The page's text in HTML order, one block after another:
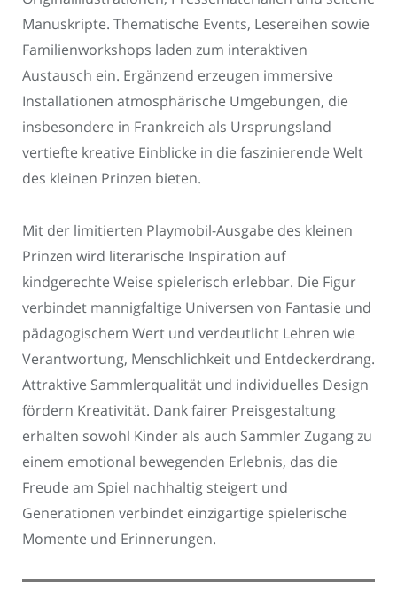
Manuskripte. Thematische Events, Lesereihen sowie
Familienworkshops laden zum interaktiven
Austausch ein. Ergänzend erzeugen immersive
Installationen atmosphärische Umgebungen, die
insbesondere in Frankreich als Ursprungsland
vertiefte kreative Einblicke in die faszinierende Welt
des kleinen Prinzen bieten.
Mit der limitierten Playmobil-Ausgabe des kleinen
Prinzen wird literarische Inspiration auf
kindgerechte Weise spielerisch erlebbar. Die Figur
verbindet mannigfaltige Universen von Fantasie und
pädagogischem Wert und verdeutlicht Lehren wie
Verantwortung, Menschlichkeit und Entdeckerdrang.
Attraktive Sammlerqualität und individuelles Design
fördern Kreativität. Dank fairer Preisgestaltung
erhalten sowohl Kinder als auch Sammler Zugang zu
einem emotional bewegenden Erlebnis, das die
Freude am Spiel nachhaltig steigert und
Generationen verbindet einzigartige spielerische
Momente und Erinnerungen.